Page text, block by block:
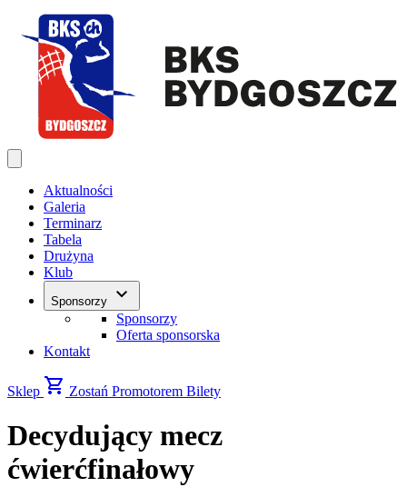
Aktualności
Galeria
Terminarz
Tabela
Drużyna
Klub
Sponsorzy keyboard_arrow_down
Sponsorzy
Oferta sponsorska
Kontakt
Sklep shopping_cart Zostań Promotorem Bilety
Decydujący mecz
ćwierćfinałowy